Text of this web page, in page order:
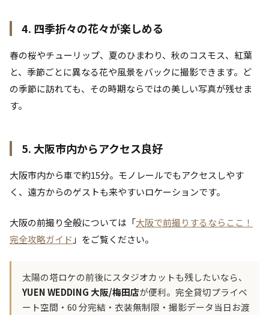
4. 四季折々の花々が楽しめる
春の桜やチューリップ、夏のひまわり、秋のコスモス、紅葉
と、季節ごとに異なる花や風景をバックに撮影できます。ど
の季節に訪れても、その時期ならではの美しい写真が残せま
す。
5. 大阪市内からアクセス良好
大阪市内から車で約15分。モノレールでもアクセスしやす
く、遠方からのゲストも来やすいロケーションです。
大阪の前撮り全般については「大阪で前撮りするならここ！
完全攻略ガイド 」をご覧ください。
太陽の塔ロケの前後にスタジオカットも残したいなら、
YUEN WEDDING 大阪/梅田店が便利。完全貸切プライベ
ート空間・60 分完結・衣装無制限・撮影データ当日お渡